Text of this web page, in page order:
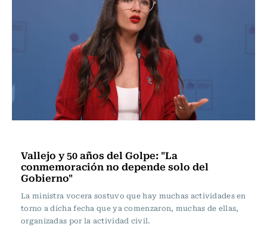
Vallejo y 50 años del Golpe: "La
conmemoración no depende solo del
Gobierno"
La ministra vocera sostuvo que hay muchas actividades en
torno a dicha fecha que ya comenzaron, muchas de ellas,
organizadas por la actividad civil.